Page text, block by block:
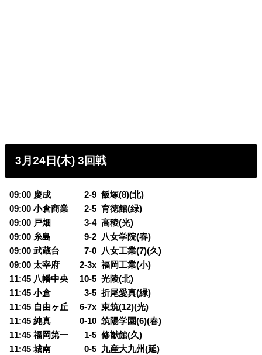
3月24日(木) 3回戦
09:00 慶成
2-9 飯塚(8)(北)
09:00 小倉商業
02-5 育徳館(緑)
09:00 戸畑
03-4 高稜(光)
09:00 糸島
09-2 八女学院(春)
09:00 武蔵台
07-0 八女工業(7)(久)
09:00 太宰府 2-3x 福岡工業(小)
11:45 八幡中央 10-5 光陵(北)
11:45 小倉
03-5 折尾愛真(緑)
11:45 自由ヶ丘 6-7x 東筑(12)(光)
11:45 純真 0-10 筑陽学園(6)(春)
11:45 福岡第一
1-5 修猷館(久)
11:45 城南
00-5 九産大九州(延)